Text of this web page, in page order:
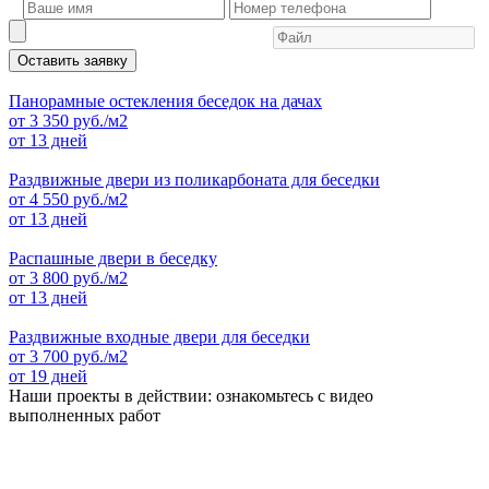
Оставить заявку
Панорамные остекления беседок на дачах
от 3 350 руб./м2
от 13 дней
Раздвижные двери из поликарбоната для беседки
от 4 550 руб./м2
от 13 дней
Распашные двери в беседку
от 3 800 руб./м2
от 13 дней
Раздвижные входные двери для беседки
от 3 700 руб./м2
от 19 дней
Наши проекты в действии: ознакомьтесь с видео
выполненных работ